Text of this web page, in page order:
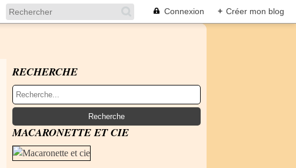
Connexion + Créer mon blog
RECHERCHE
MACARONETTE ET CIE